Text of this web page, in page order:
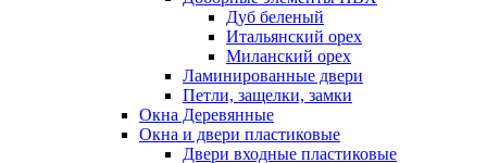
Дуб беленый
Итальянский орех
Миланский орех
Ламинированные двери
Петли, защелки, замки
Окна Деревянные
Окна и двери пластиковые
Двери входные пластиковые